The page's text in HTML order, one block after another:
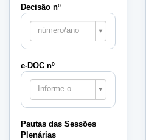
Decisão nº
número/ano
e-DOC nº
Informe o e-DOC
Pautas das Sessões
Plenárias